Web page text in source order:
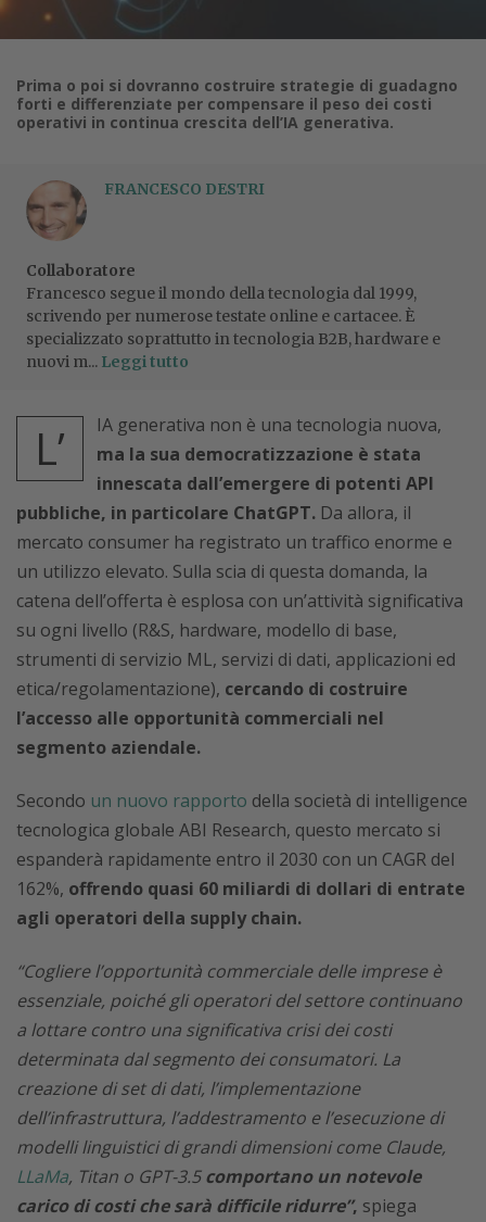
Prima o poi si dovranno costruire strategie di guadagno
forti e differenziate per compensare il peso dei costi
operativi in continua crescita dell’IA generativa.
FRANCESCO DESTRI
Collaboratore
Francesco segue il mondo della tecnologia dal 1999,
scrivendo per numerose testate online e cartacee. È
specializzato soprattutto in tecnologia B2B, hardware e
nuovi m... Leggi tutto
L’
IA generativa non è una tecnologia nuova,
ma la sua democratizzazione è stata
innescata dall’emergere di potenti API
pubbliche, in particolare ChatGPT. Da allora, il
mercato consumer ha registrato un traffico enorme e
un utilizzo elevato. Sulla scia di questa domanda, la
catena dell’offerta è esplosa con un’attività significativa
su ogni livello (R&S, hardware, modello di base,
strumenti di servizio ML, servizi di dati, applicazioni ed
etica/regolamentazione), cercando di costruire
l’accesso alle opportunità commerciali nel
segmento aziendale.
Secondo un nuovo rapporto della società di intelligence
tecnologica globale ABI Research, questo mercato si
espanderà rapidamente entro il 2030 con un CAGR del
162%, offrendo quasi 60 miliardi di dollari di entrate
agli operatori della supply chain.
“Cogliere l’opportunità commerciale delle imprese è
essenziale, poiché gli operatori del settore continuano
a lottare contro una significativa crisi dei costi
determinata dal segmento dei consumatori. La
creazione di set di dati, l’implementazione
dell’infrastruttura, l’addestramento e l’esecuzione di
modelli linguistici di grandi dimensioni come Claude,
LLaMa, Titan o GPT-3.5comportano un notevole
carico di costi che sarà difficile ridurre”, spiega